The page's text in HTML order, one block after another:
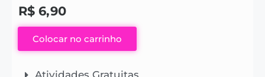
R$ 6,90
Colocar no carrinho